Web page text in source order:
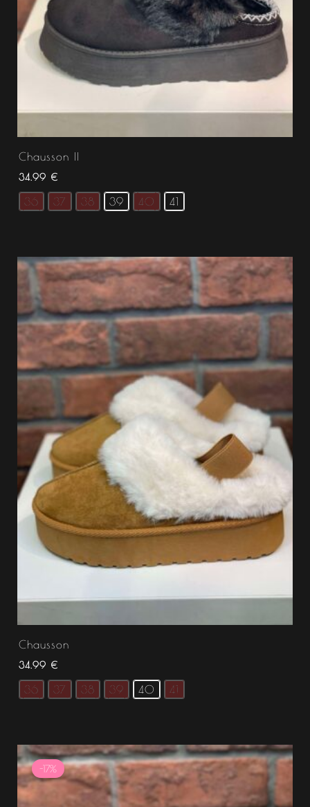
Chausson II
34.99 €
36 37 38 39 40 41
Chausson
34.99 €
36 37 38 39 40 41
-17%
Le
prix
initial
était :
41.99 €.
Le
prix
actuel
est :
34.99 €.